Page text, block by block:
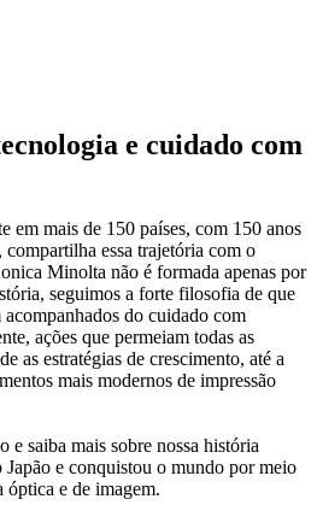
e cuidado com
em mais de 150 países, com 150 anos
essa trajetória com o
Minolta não é formada apenas por
seguimos a forte filosofia de que
do cuidado com
ações que permeiam todas as
as estratégias de crescimento, até a
mais modernos de impressão
e saiba mais sobre nossa história
e conquistou o mundo por meio
óptica e de imagem.